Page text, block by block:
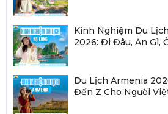
Kinh Nghiệm Du
2026: Đi Đâu, Ăn Gì,
Du Lịch Armenia
Đến Z Cho Người